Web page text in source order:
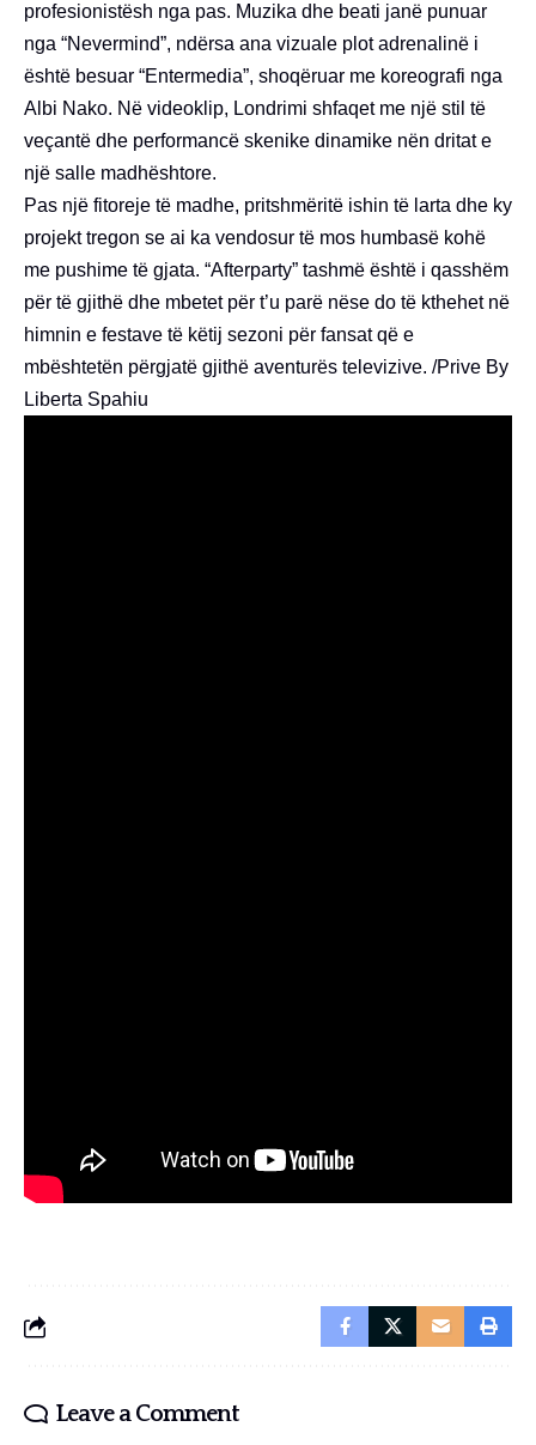
profesionistësh nga pas. Muzika dhe beati janë punuar
nga “Nevermind”, ndërsa ana vizuale plot adrenalinë i
është besuar “Entermedia”, shoqëruar me koreografi nga
Albi Nako. Në videoklip, Londrimi shfaqet me një stil të
veçantë dhe performancë skenike dinamike nën dritat e
një salle madhështore.
Pas një fitoreje të madhe, pritshmëritë ishin të larta dhe ky
projekt tregon se ai ka vendosur të mos humbasë kohë
me pushime të gjata. “Afterparty” tashmë është i qasshëm
për të gjithë dhe mbetet për t’u parë nëse do të kthehet në
himnin e festave të këtij sezoni për fansat që e
mbështetën përgjatë gjithë aventurës televizive. /Prive By
Liberta Spahiu
Leave a Comment